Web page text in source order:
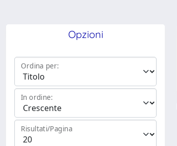
Opzioni
Ordina per:
In ordine:
Risultati/Pagina